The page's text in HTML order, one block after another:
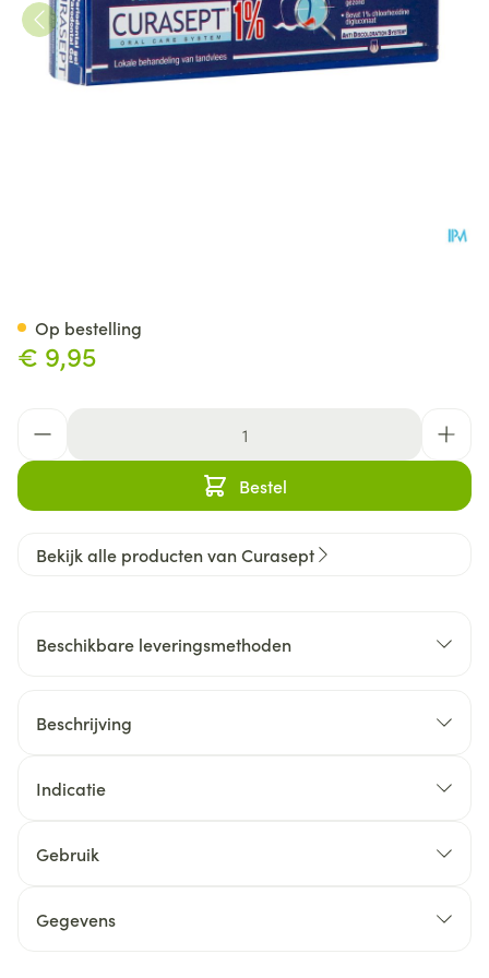
€ 9,95
Bestel
Op bestelling
Bekijk alle producten van Curasept
Beschikbare leveringsmethoden
Beschrijving
Indicatie
Gebruik
Gegevens